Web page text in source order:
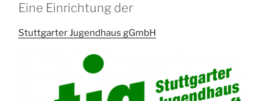
Eine Einrichtung der
Stuttgarter Jugendhaus gGmbH